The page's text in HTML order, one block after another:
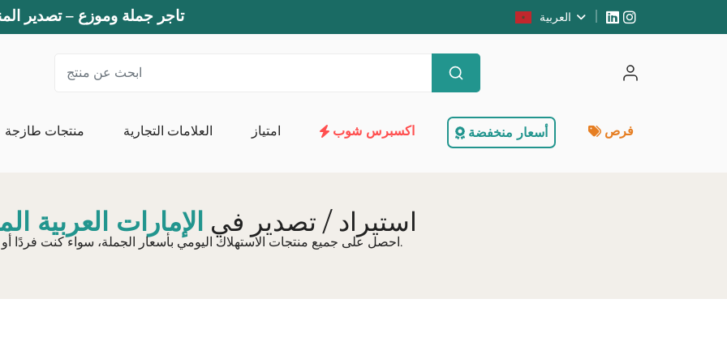
تاجر جملة وموزع – تصدير العربية
الإسفنج
منتجات طازجة العلامات التجارية امتياز اكسبرس شوب أسعار منخفضة فرص
استيراد / تصدير في الإمارات العربية
احصل على جميع منتجات الاستهلاك اليومي بأسعار الجملة، سواء كنت فردًا أو محترفًا.